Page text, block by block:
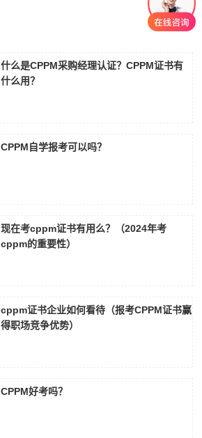
什么是CPPM采购经理认证？CPPM证书有
什么用？
CPPM自学报考可以吗？
现在考cppm证书有用么？（2024年考
cppm的重要性）
cppm证书企业如何看待（报考CPPM证书赢
得职场竞争优势）
CPPM好考吗？